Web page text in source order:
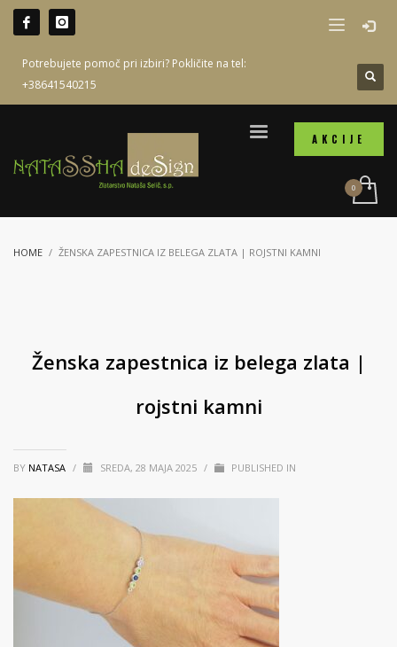
Potrebujete pomoč pri izbiri? Pokličite na tel:
+38641540215
AKCIJE
HOME ŽENSKA ZAPESTNICA IZ BELEGA ZLATA | ROJSTNI KAMNI
Ženska zapestnica iz belega zlata |
rojstni kamni
BY NATASA / SREDA, 28 MAJA 2025 / PUBLISHED IN